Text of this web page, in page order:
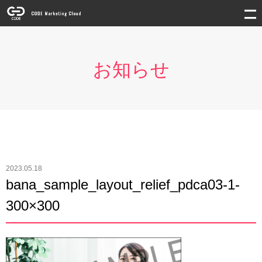
お知らせ
2023.05.18
bana_sample_layout_relief_pdca03-1-
300×300